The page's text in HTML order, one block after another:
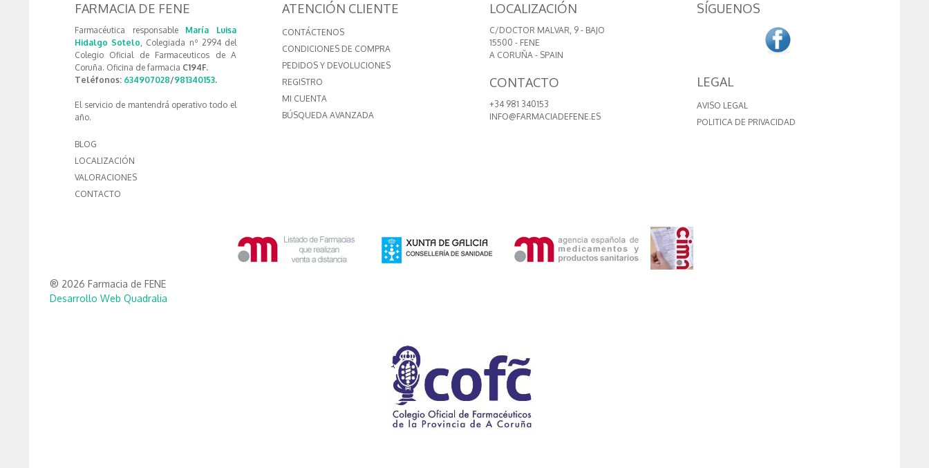
FARMACIA DE FENE
Farmacéutica responsable María Luisa
Hidalgo Sotelo, Colegiada nº 2994 del
Colegio Oficial de Farmaceuticos de A
Coruña. Oficina de farmacia C194F.
Teléfonos: 634907028/981340153.
El servicio de mantendrá operativo todo el
año.
BLOG
LOCALIZACIÓN
VALORACIONES
CONTACTO
ATENCIÓN CLIENTE
CONTÁCTENOS
CONDICIONES DE COMPRA
PEDIDOS Y DEVOLUCIONES
REGISTRO
MI CUENTA
BÚSQUEDA AVANZADA
LOCALIZACIÓN
C/DOCTOR MALVAR, 9 - BAJO
15500 - FENE
A CORUÑA - SPAIN
CONTACTO
+34 981 340153
INFO@FARMACIADEFENE.ES
SÍGUENOS
LEGAL
AVISO LEGAL
POLITICA DE PRIVACIDAD
® 2026 Farmacia de FENE
Desarrollo Web Quadralia